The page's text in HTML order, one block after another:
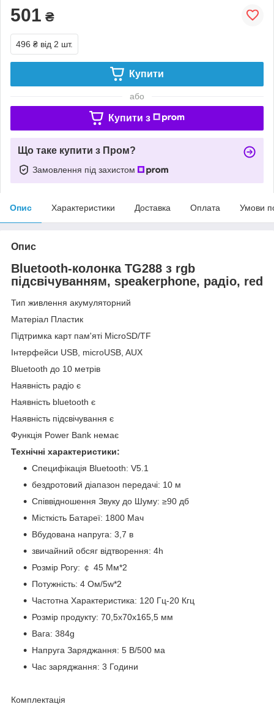
501 ₴
496 ₴ від 2 шт.
Купити
або
Купити з
Що таке купити з Пром?
Замовлення під захистом
Опис Характеристики Доставка Оплата Умови
Опис
Bluetooth-колонка TG288 з rgb
підсвічуванням, speakerphone, радіо, red
Тип живлення акумуляторний
Матеріал Пластик
Підтримка карт пам'яті MicroSD/TF
Інтерфейси USB, microUSB, AUX
Bluetooth до 10 метрів
Наявність радіо є
Наявність bluetooth є
Наявність підсвічування є
Функція Power Bank немає
Технічні характеристики:
Специфікація Bluetooth: V5.1
бездротовий діапазон передачі: 10 м
Співвідношення Звуку до Шуму: ≥90 дб
Місткість Батареї: 1800 Мач
Вбудована напруга: 3,7 в
звичайний обсяг відтворення: 4h
Розмір Рогу: ￠ 45 Мм*2
Потужність: 4 Ом/5w*2
Частотна Характеристика: 120 Гц-20 Кгц
Розмір продукту: 70,5x70x165,5 мм
Вага: 384g
Напруга Заряджання: 5 В/500 ма
Час заряджання: 3 Години
Комплектація